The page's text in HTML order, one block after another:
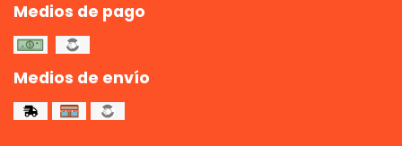
Medios de pago
Medios de envío